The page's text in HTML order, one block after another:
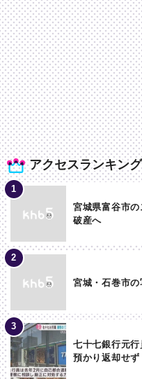
アクセスランキング
宮城県富谷市
破産へ
宮城・石巻市
七十七銀行元
預かり返却せず